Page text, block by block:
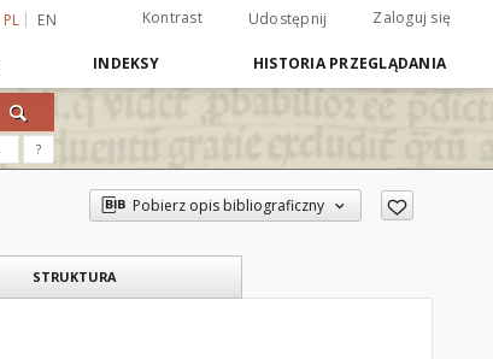
PL EN Kontrast Udostępnij Zaloguj się
INDEKSY HISTORIA PRZEGLĄDANIA
?
Pobierz opis bibliograficzny
STRUKTURA